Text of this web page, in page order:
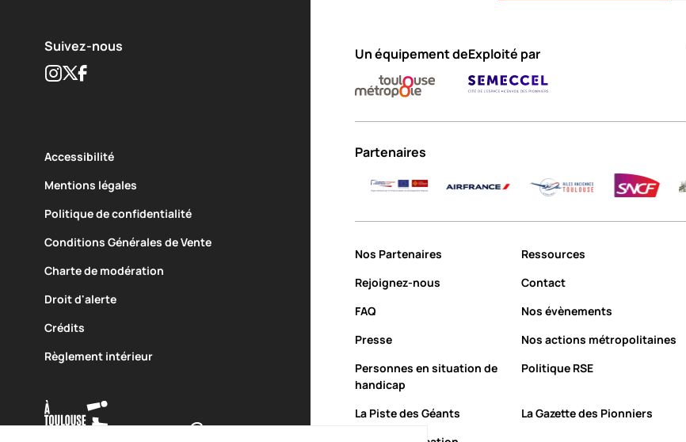
Suivez-nous
Instagram
TwitterFacebook
Accessibilité
Mentions légales
Politique de confidentialité
Conditions Générales de Vente
Charte de modération
Droit d'alerte
Crédits
Règlement intérieur
Un équipement deExploité par
Partenaires
Un équipement de
Nos Partenaires
Ressources
Rejoignez-nous
Contact
FAQ
Nos évènements
Presse
Nos actions métropolitaines
Personnes en situation de
handicap
Politique RSE
La Piste des Géants
La Gazette des Pionniers